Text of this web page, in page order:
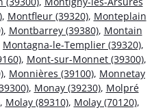
, Montfleur (39320), Monteplain
, Montbarrey (39380), Montain
Montagna-le-Templier (39320),
, Mont-sur-Monnet (39300),
, Monnières (39100), Monnetay
, Monay (39230), Molpré
, Molay (89310), Molay (70120),